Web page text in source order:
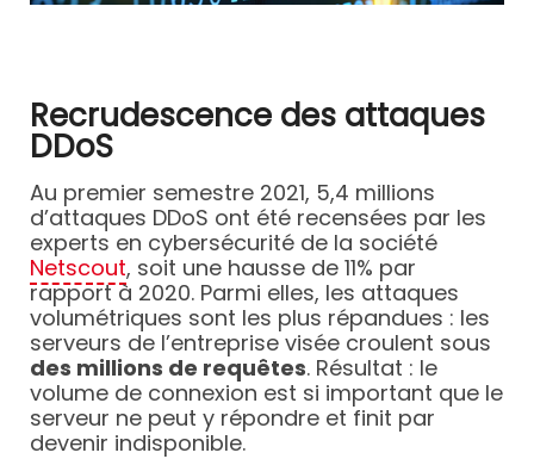
Recrudescence des attaques
DDoS
Au premier semestre 2021, 5,4 millions
d’attaques DDoS ont été recensées par les
experts en cybersécurité de la société
Netscout, soit une hausse de 11% par
rapport à 2020. Parmi elles, les attaques
volumétriques sont les plus répandues : les
serveurs de l’entreprise visée croulent sous
des millions de requêtes. Résultat : le
volume de connexion est si important que le
serveur ne peut y répondre et finit par
devenir indisponible.